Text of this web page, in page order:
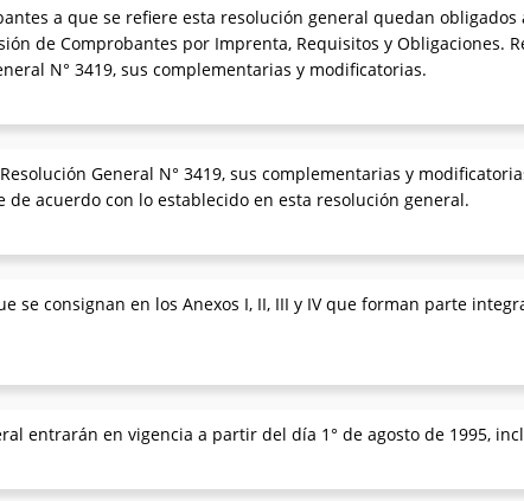
a que se refiere esta resolución general quedan obligados
de Comprobantes por Imprenta, Requisitos y Obligaciones.
N° 3419, sus complementarias y modificatorias.
General N° 3419, sus complementarias y
acuerdo con lo establecido en esta resolución general.
se consignan en los Anexos I, II, III y IV que forman parte
entrarán en vigencia a partir del día 1° de agosto de 1995,